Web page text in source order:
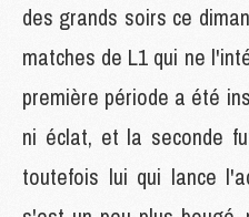
des grands soirs ce
matches de L1 qui ne
première période a été
ni éclat, et la seconde
toutefois lui qui lance